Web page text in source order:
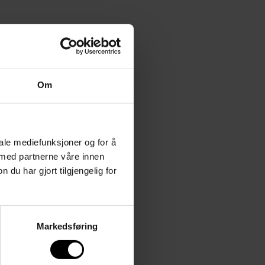
Om
mediefunksjoner og for å
partnerne våre innen
du har gjort tilgjengelig for
Markedsføring